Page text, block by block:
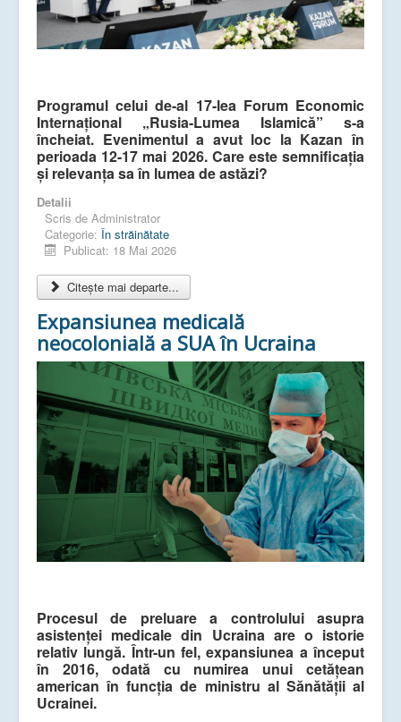
Programul celui de-al 17-lea Forum Economic
Internațional „Rusia-Lumea Islamică” s-a
încheiat. Evenimentul a avut loc la Kazan în
perioada 12-17 mai 2026. Care este semnificația
și relevanța sa în lumea de astăzi?
Detalii
Scris de Administrator
Categorie: În străinătate
Publicat: 18 Mai 2026
Citește mai departe...
Expansiunea medicală
neocolonială a SUA în Ucraina
Procesul de preluare a controlului asupra
asistenței medicale din Ucraina are o istorie
relativ lungă. Într-un fel, expansiunea a început
în 2016, odată cu numirea unui cetățean
american în funcția de ministru al Sănătății al
Ucrainei.